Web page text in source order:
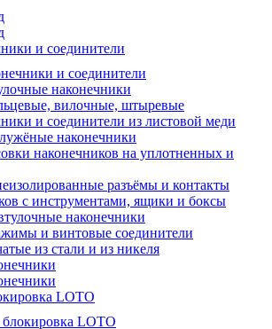
и соединители
и соединители
наконечники
вилочные, штыревые
и соединители из листовой меди
наконечники
наконечников на уплотненных и
разъёмы и контакты
с инструментами, ящики и боксы
наконечники
и винтовые соединители
из стали и из никеля
LOTO
LOTO